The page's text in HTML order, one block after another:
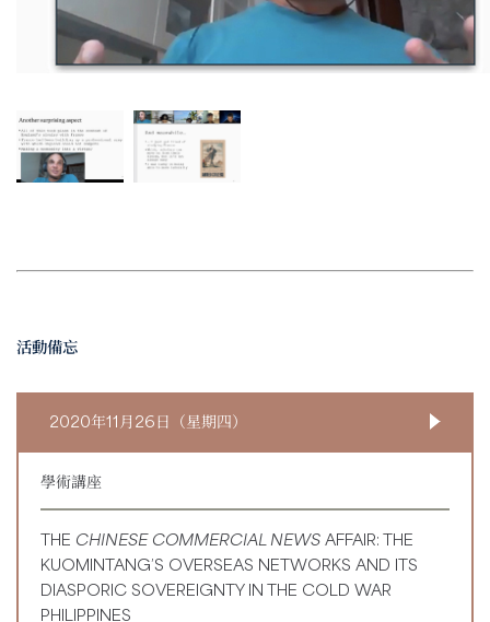
活動備忘
2020年11月26日（星期四）
學術講座
THE CHINESE COMMERCIAL NEWS AFFAIR: THE
KUOMINTANG’S OVERSEAS NETWORKS AND ITS
DIASPORIC SOVEREIGNTY IN THE COLD WAR
PHILIPPINES